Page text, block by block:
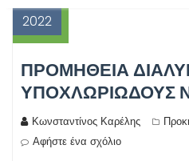
2022
ΠΡΟΜΗΘΕΙΑ
ΥΠΟΧΛΩΡΙΩΔΟΥΣ
Κωνσταντίνος Καρέλης
Αφήστε ένα σχόλιο